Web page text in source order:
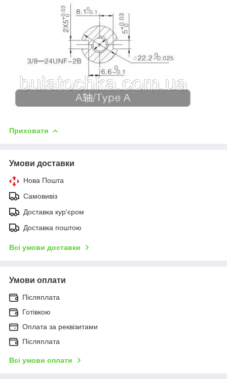
Приховати
Умови доставки
Нова Пошта
Самовивіз
Доставка кур'єром
Доставка поштою
Всі умови доставки
Умови оплати
Післяплата
Готівкою
Оплата за реквізитами
Післяплата
Всі умови оплати